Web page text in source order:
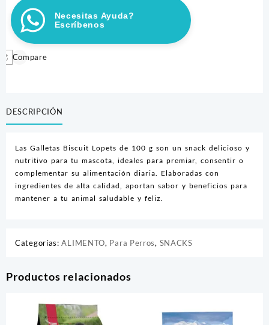
LOPETS
X
200
G
cantidad
Necesitas Ayuda?
Escríbenos
Compare
DESCRIPCIÓN
Las Galletas Biscuit Lopets de 100 g son un snack delicioso y
nutritivo para tu mascota, ideales para premiar, consentir o
complementar su alimentación diaria. Elaboradas con
ingredientes de alta calidad, aportan sabor y beneficios para
mantener a tu animal saludable y feliz.
Categorías:ALIMENTO, Para Perros, SNACKS
Productos relacionados